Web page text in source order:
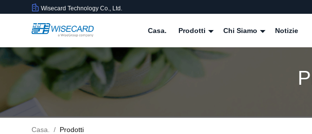
Wisecard Technology Co., Ltd.
Casa. Prodotti Chi Siamo Notizie
Casa. / Prodotti